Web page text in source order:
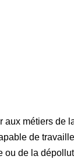
aux métiers de
de
ou de la